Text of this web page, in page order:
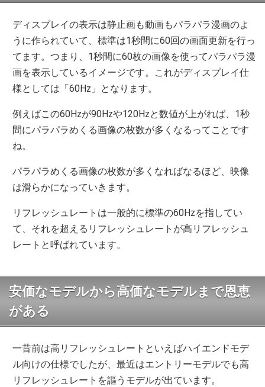
ディスプレイの表示は静止画も動画もパラパラ漫画のよ
うに作られていて、標準は1秒間に60回の画面更新を行っ
てます。つまり、1秒間に60枚の画像を使ってパラパラ漫
画を表示しているイメージです。これがディスプレイ仕
様としては「60Hz」となります。
例えばこの60Hzが90Hzや120Hzと数値が上がれば、1秒
間にパラパラめくる画像の枚数が多くなるってことです
ね。
パラパラめくる画像の枚数が多くなればなるほど、映像
は滑らかになっていきます。
リフレッシュレートは一般的に標準の60Hzを指してい
て、それを超えるリフレッシュレートが高リフレッシュ
レートと呼ばれています。
安価なモデルから高価なモデルまで恩恵
がある
一昔前は高リフレッシュレートといえばハイエンドモデ
ル向けの仕様でしたが、最近はエントリーモデルでも高
リフレッシュレートを謳うモデルが出ています。